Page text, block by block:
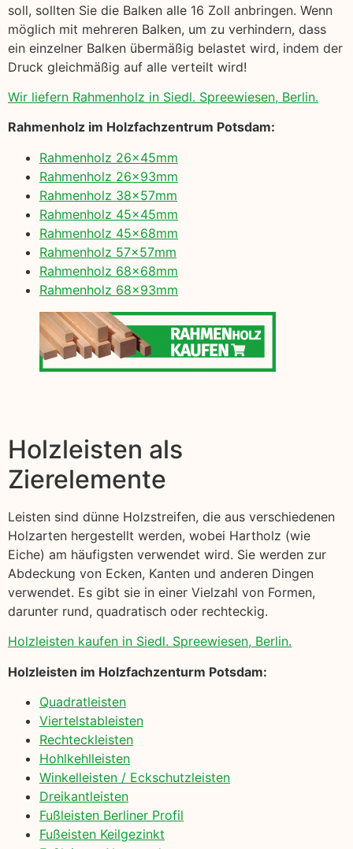
soll, sollten Sie die Balken alle 16 Zoll anbringen. Wenn
möglich mit mehreren Balken, um zu verhindern, dass
ein einzelner Balken übermäßig belastet wird, indem der
Druck gleichmäßig auf alle verteilt wird!
Wir liefern Rahmenholz in Siedl. Spreewiesen, Berlin.
Rahmenholz im Holzfachzentrum Potsdam:
Rahmenholz 26x45mm
Rahmenholz 26x93mm
Rahmenholz 38x57mm
Rahmenholz 45x45mm
Rahmenholz 45x68mm
Rahmenholz 57x57mm
Rahmenholz 68x68mm
Rahmenholz 68x93mm
Holzleisten als
Zierelemente
Leisten sind dünne Holzstreifen, die aus verschiedenen
Holzarten hergestellt werden, wobei Hartholz (wie
Eiche) am häufigsten verwendet wird. Sie werden zur
Abdeckung von Ecken, Kanten und anderen Dingen
verwendet. Es gibt sie in einer Vielzahl von Formen,
darunter rund, quadratisch oder rechteckig.
Holzleisten kaufen in Siedl. Spreewiesen, Berlin.
Holzleisten im Holzfachzenturm Potsdam:
Quadratleisten
Viertelstableisten
Rechteckleisten
Hohlkehlleisten
Winkelleisten / Eckschutzleisten
Dreikantleisten
Fußleisten Berliner Profil
Fußeisten Keilgezinkt